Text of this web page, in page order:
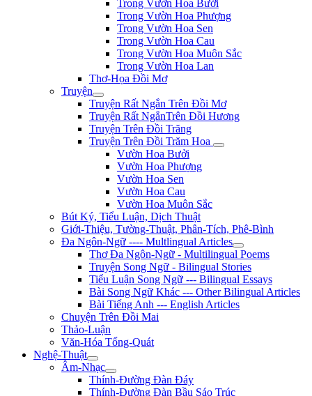
Trong Vườn Hoa Bưởi
Trong Vườn Hoa Phượng
Trong Vườn Hoa Sen
Trong Vườn Hoa Cau
Trong Vườn Hoa Muôn Sắc
Trong Vườn Hoa Lan
Thơ-Họa Đồi Mơ
Truyện
Truyện Rất Ngắn Trên Đồi Mơ
Truyện Rất NgắnTrên Đồi Hương
Truyện Trên Đồi Trăng
Truyện Trên Đồi Trăm Hoa
Vườn Hoa Bưởi
Vườn Hoa Phượng
Vườn Hoa Sen
Vườn Hoa Cau
Vườn Hoa Muôn Sắc
Bút Ký, Tiểu Luận, Dịch Thuật
Giới-Thiệu, Tường-Thuật, Phân-Tích, Phê-Bình
Đa Ngôn-Ngữ ---- Multlingual Articles
Thơ Đa Ngôn-Ngữ - Multilingual Poems
Truyện Song Ngữ - Bilingual Stories
Tiểu Luận Song Ngữ --- Bilingual Essays
Bài Song Ngữ Khác --- Other Bilingual Articles
Bài Tiếng Anh --- English Articles
Chuyện Trên Đồi Mai
Thảo-Luận
Văn-Hóa Tổng-Quát
Nghệ-Thuật
Âm-Nhạc
Thính-Đường Đàn Đáy
Thính-Đường Đàn Bầu Sáo Trúc